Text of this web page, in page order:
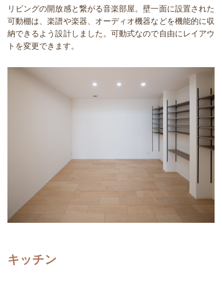
リビングの開放感と繋がる音楽部屋。壁一面に設置された
可動棚は、楽譜や楽器、オーディオ機器などを機能的に収
納できるよう設計しました。可動式なので自由にレイアウ
トを変更できます。
キッチン